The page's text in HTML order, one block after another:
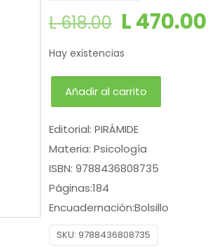
L618.00 L470.00
Hay existencias
Añadir al carrito
Editorial: PIRÁMIDE
Materia: Psicología
ISBN: 9788436808735
Páginas:184
Encuadernación:Bolsillo
SKU: 9788436808735